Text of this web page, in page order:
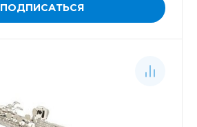
ПОДПИСАТЬСЯ